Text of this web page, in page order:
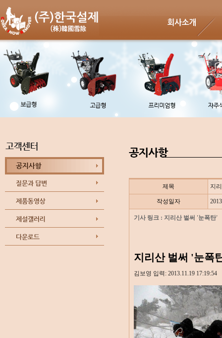
제목 지
작성일자
기사 링크 : 지리산 벌써 '눈폭탄'
지리산 벌써 '눈폭
김보영 입력: 2013.11.19 17:19:54